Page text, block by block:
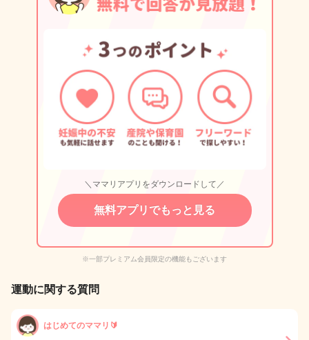
＼ママリアプリをダウンロードして／
無料アプリでもっと見る
※一部プレミアム会員限定の機能もございます
運動に関する質問
はじめてのママリ🔰